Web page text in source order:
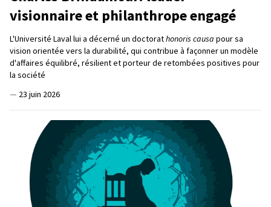
visionnaire et philanthrope engagé
L'Université Laval lui a décerné un doctorathonoris causa pour sa
vision orientée vers la durabilité, qui contribue à façonner un modèle
d'affaires équilibré, résilient et porteur de retombées positives pour
la société
— 23 juin 2026